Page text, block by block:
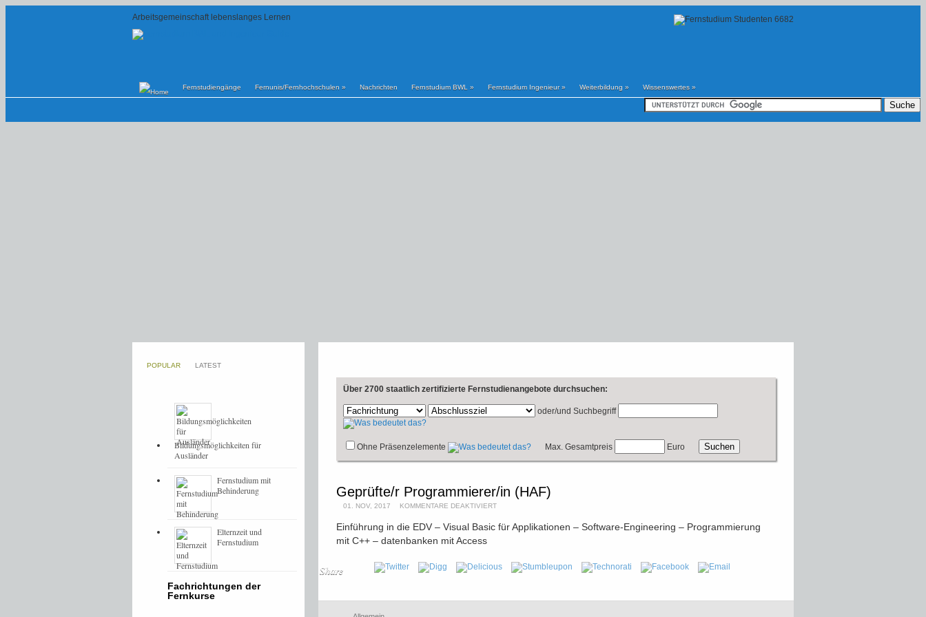
Arbeitsgemeinschaft lebenslanges Lernen
Fernstudiengänge Fernunis/Fernhochschulen » Nachrichten Fernstudium BWL » Fernstudium Ingenieur» Weiterbildung » Wissenswertes »
Über 2700 staatlich zertifizierte Fernstudienangebote durchsuchen:
oder/und Suchbegriff
Ohne Präsenzelemente Max. Gesamtpreis Euro
Geprüfte/r Programmierer/in (HAF)
01. NOV, 2017 KOMMENTARE DEAKTIVIERT
Einführung in die EDV – Visual Basic für Applikationen – Software-Engineering – Programmierung
mit C++ – datenbanken mit Access
Share
POPULAR LATEST
Bildungsmöglichkeiten für
Ausländer
Fernstudium mit
Behinderung
Elternzeit und
Fernstudium
Fachrichtungen der
Fernkurse